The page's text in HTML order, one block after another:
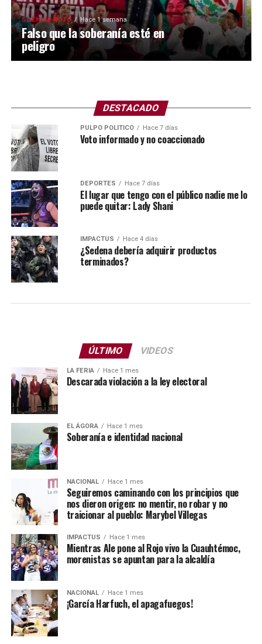
SILENCIO ROTO Hace 1 semana
Falso que la soberanía esté en
peligro
DESTACADO
PULPO POLÍTICO Hace 7 días
Voto informado y no coaccionado
DEPORTES Hace 7 días
El lugar que tengo con el público nadie me lo
puede quitar: Lady Shani
IMPACTUS Hace 4 días
¿Sedena debería adquirir productos
terminados?
ÚLTIMO VIDEOS
LA FERIA Hace 1 mes
Descarada violación a la ley electoral
EL ÁGORA Hace 1 mes
Soberanía e identidad nacional
NACIONAL Hace 1 mes
​Seguiremos caminando con los principios que
nos dieron origen: no mentir, no robar y no
traicionar al pueblo: Marybel Villegas
IMPACTUS Hace 1 mes
Mientras Ale pone al Rojo vivo la Cuauhtémoc,
morenistas se apuntan para la alcaldía
NACIONAL Hace 1 mes
¡García Harfuch, el apagafuegos!